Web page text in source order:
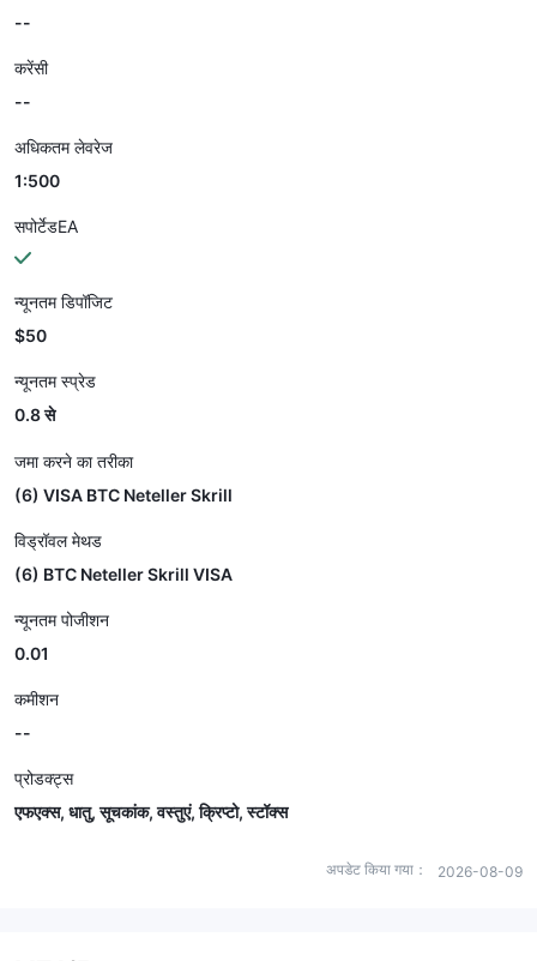
--
करेंसी
--
अधिकतम लेवरेज
1:500
सपोर्टेडEA
न्यूनतम डिपॉजिट
$50
न्यूनतम स्प्रेड
0.8 से
जमा करने का तरीका
(6) VISA BTC Neteller Skrill
विड्रॉवल मेथड
(6) BTC Neteller Skrill VISA
न्यूनतम पोजीशन
0.01
कमीशन
--
प्रोडक्ट्स
एफएक्स, धातु, सूचकांक, वस्तुएं, क्रिप्टो, स्टॉक्स
अपडेट किया गया： 2026-08-09